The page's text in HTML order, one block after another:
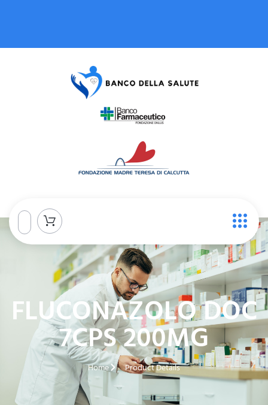
FLUCONAZOLO DOC
7CPS 200MG
Home Product Details